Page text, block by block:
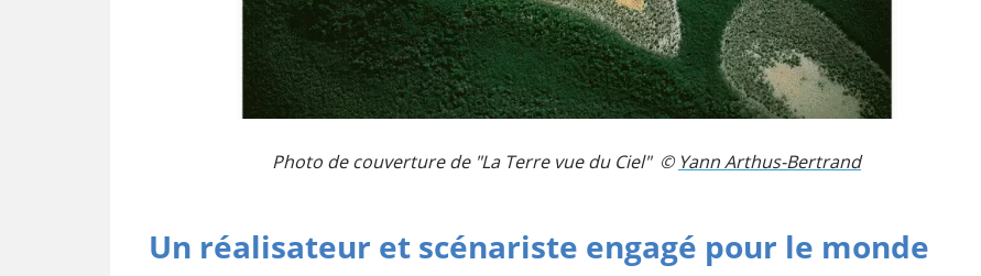
Photo de couverture de "La Terre vue du Ciel" ©​ Yann Arthus-Bertrand
Un réalisateur et scénariste engagé pour le monde